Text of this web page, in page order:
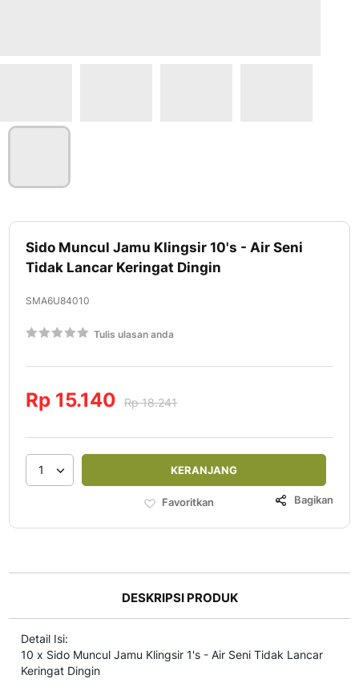
Sido Muncul Jamu Klingsir 10's - Air Seni
Tidak Lancar Keringat Dingin
SMA6U84010
Bagikan
Rating:
60
% of 100
Tulis ulasan anda
Rp 15.140 Rp 18.241
1 KERANJANG
Favoritkan
Lewati
awal
galeri
DESKRIPSI PRODUK
Detail Isi:
10 x Sido Muncul Jamu Klingsir 1's - Air Seni Tidak Lancar
Keringat Dingin